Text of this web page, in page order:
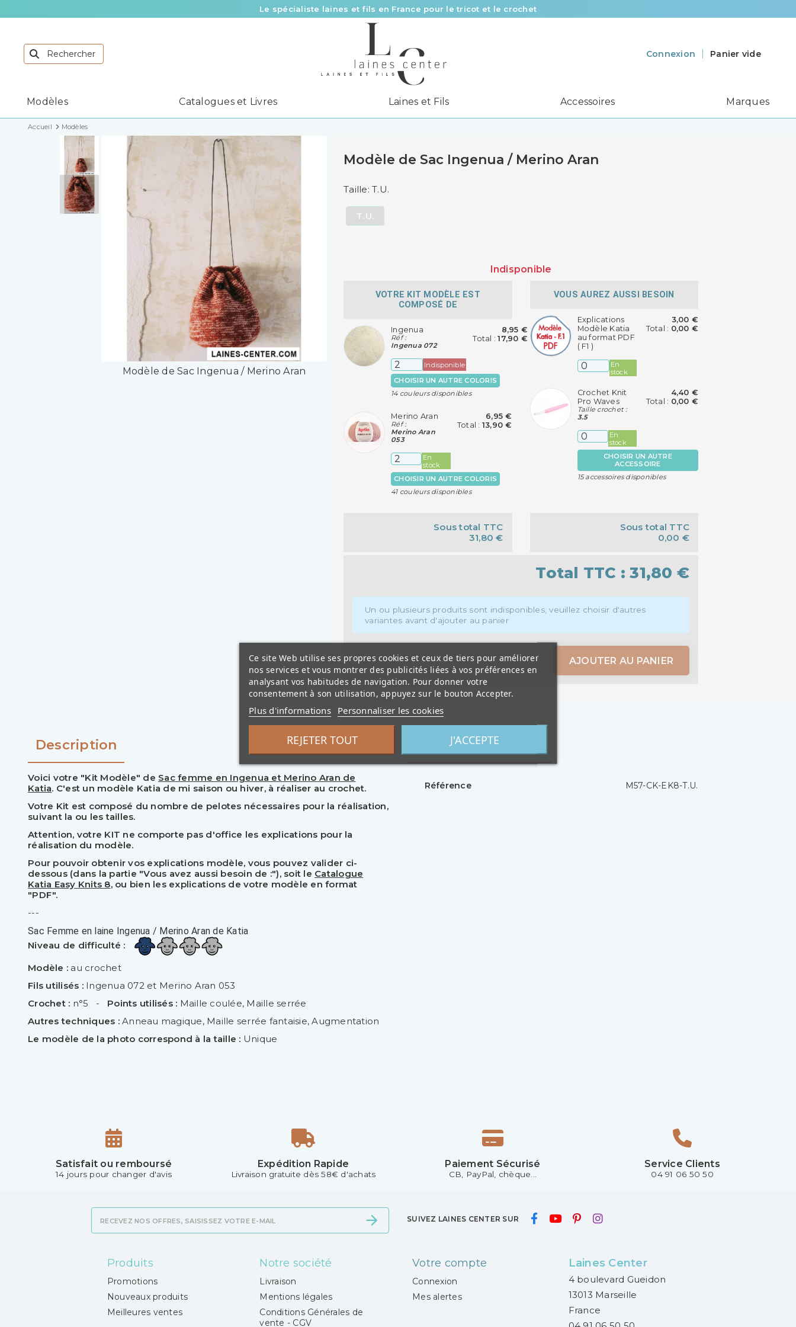
Le spécialiste laines et fils en France pour le tricot et le crochet
Des fils de qualité à tous les prix pour toutes vos envies !
Livraison offerte à partir de 58 € d’achat
Connexion Panier vide
Modèles Catalogues et Livres Laines et Fils Accessoires Marques
Accueil Modèles
Modèle de Sac Ingenua / Merino Aran
Modèle de Sac Ingenua / Merino Aran
Taille: T.U.
T.U.
Indisponible
VOTRE KIT MODÈLE EST
COMPOSÉ DE
Ingenua
Réf :
Ingenua 072
Indisponible
8,95 €
Total :17,90 €
CHOISIR UN AUTRE COLORIS
14 couleurs disponibles
Merino Aran
Réf :
Merino Aran
053
En
stock
6,95 €
Total : 13,90 €
CHOISIR UN AUTRE COLORIS
41 couleurs disponibles
VOUS AUREZ AUSSI BESOIN
Explications
Modèle Katia
au format PDF
( F1 )
En
stock
3,00 €
Total : 0,00 €
Crochet Knit
Pro Waves
Taille crochet :
3.5
En
stock
4,40 €
Total : 0,00 €
CHOISIR UN AUTRE
ACCESSOIRE
15 accessoires disponibles
Sous total TTC
31,80 €
Sous total TTC
0,00 €
Total TTC :31,80 €
Un ou plusieurs produits sont indisponibles, veuillez choisir d'autres
variantes avant d'ajouter au panier
AJOUTER AU PANIER
Description
Voici votre "Kit Modèle" de Sacfemme en Ingenua et Merino Aran de
Katia. C'est un modèle Katia de mi saison ou hiver, à réaliser au crochet.
Votre Kit est composé du nombre de pelotes nécessaires pour la réalisation,
suivant la ou les tailles.
Attention, votre KIT ne comporte pas d'office les explications pour la
réalisation du modèle.
Pour pouvoir obtenir vos explications modèle, vous pouvez valider ci-
dessous (dans la partie "Vous avez aussi besoin de :"), soit le Catalogue
Katia Easy Knits 8, ou bien les explications de votre modèle en format
"PDF".
---
Sac Femme en laine Ingenua / Merino Aran de Katia
Niveau de difficulté :
Modèle : au crochet
Fils utilisés :Ingenua 072 et Merino Aran 053
Crochet : n°5 - Points utilisés : Maille coulée, Maille serrée
Autres techniques :Anneau magique, Maille serrée fantaisie, Augmentation
Le modèle de la photo correspond à la taille : Unique
Détails du produit
Référence M57-CK-EK8-T.U.
Satisfait ou remboursé
14 jours pour changer d'avis
Expédition Rapide
Livraison gratuite dès 58€ d'achats
Paiement Sécurisé
CB, PayPal, chèque...
Service Clients
04 91 06 50 50
SUIVEZ LAINES CENTER SUR
Produits
Promotions
Nouveaux produits
Meilleures ventes
Notre société
Livraison
Mentions légales
Conditions Générales de
vente - CGV
Votre compte
Connexion
Mes alertes
Laines Center
4 boulevard Gueidon
13013 Marseille
France
Ce site Web utilise ses propres cookies et ceux de tiers pour améliorer
nos services et vous montrer des publicités liées à vos préférences en
analysant vos habitudes de navigation. Pour donner votre
consentement à son utilisation, appuyez sur le bouton Accepter.
Plus d'informations Personnaliser les cookies
REJETER TOUT J'ACCEPTE